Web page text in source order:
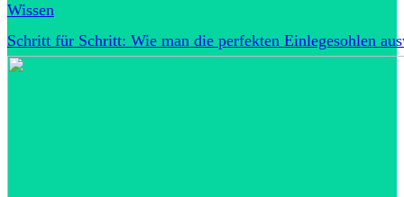
Wissen
Schritt für Schritt: Wie man die perfekten Einlegesohlen